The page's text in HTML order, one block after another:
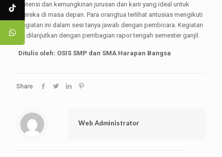
potensi dan kemungkinan jurusan dan karir yang ideal untuk
mereka di masa depan. Para orangtua terlihat antusias mengikuti
kegiatan ini dalam sesi tanya jawab dengan pembicara. Kegiatan
ini dilanjutkan dengan pembagian rapor tengah semester ganjil.
Ditulis oleh: OSIS SMP dan SMA Harapan Bangsa
Share
Web Administrator